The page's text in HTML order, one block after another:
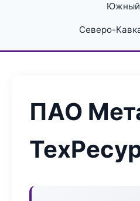
Северо-
ПАО